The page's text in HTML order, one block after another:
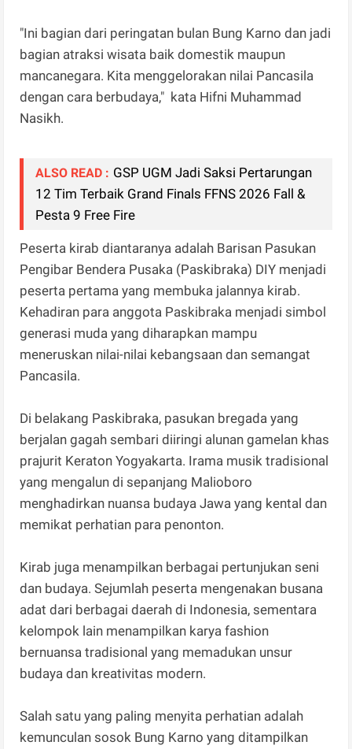
"Ini bagian dari peringatan bulan Bung Karno dan jadi
bagian atraksi wisata baik domestik maupun
mancanegara. Kita menggelorakan nilai Pancasila
dengan cara berbudaya," kata Hifni Muhammad
Nasikh.
ALSO READ : GSP UGM Jadi Saksi Pertarungan
12 Tim Terbaik Grand Finals FFNS 2026 Fall &
Pesta 9 Free Fire
Peserta kirab diantaranya adalah Barisan Pasukan
Pengibar Bendera Pusaka (Paskibraka) DIY menjadi
peserta pertama yang membuka jalannya kirab.
Kehadiran para anggota Paskibraka menjadi simbol
generasi muda yang diharapkan mampu
meneruskan nilai-nilai kebangsaan dan semangat
Pancasila.
Di belakang Paskibraka, pasukan bregada yang
berjalan gagah sembari diiringi alunan gamelan khas
prajurit Keraton Yogyakarta. Irama musik tradisional
yang mengalun di sepanjang Malioboro
menghadirkan nuansa budaya Jawa yang kental dan
memikat perhatian para penonton.
Kirab juga menampilkan berbagai pertunjukan seni
dan budaya. Sejumlah peserta mengenakan busana
adat dari berbagai daerah di Indonesia, sementara
kelompok lain menampilkan karya fashion
bernuansa tradisional yang memadukan unsur
budaya dan kreativitas modern.
Salah satu yang paling menyita perhatian adalah
kemunculan sosok Bung Karno yang ditampilkan